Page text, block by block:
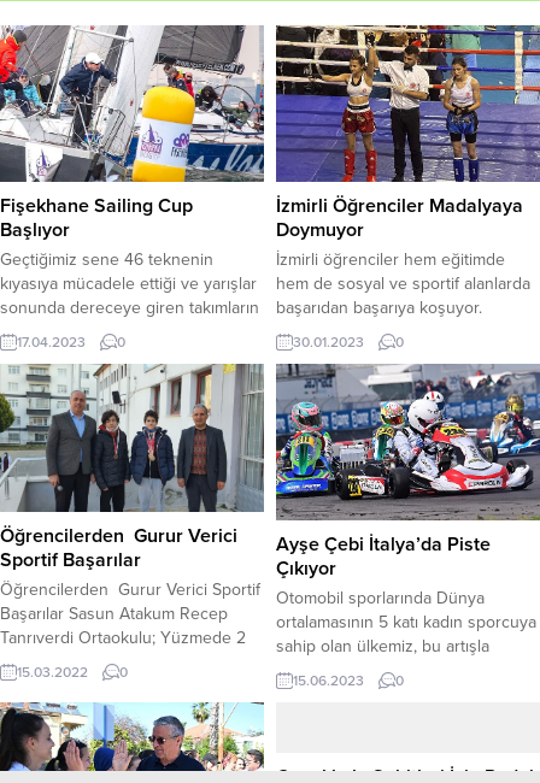
Fişekhane Sailing Cup
Başlıyor
Geçtiğimiz sene 46 teknenin
kıyasıya mücadele ettiği ve yarışlar
sonunda dereceye giren takımların
kupalarının görkemli bir yelkenci
partisi ile takdim edildiği Fişekhane
Sailing Cup’ ın ikincisi 29 Nisan
Cumartesi günü gerçekleşecek.
Türkiye Yelken Federasyonu’nun
2023 yılı faaliyet programında yer
alan FİŞEKHANE SAILING CUP, her
yıl onlarca teknenin rekabet ettiği
BAUISC Spring Trophy’nin...
17.04.2023 0
İzmirli Öğrenciler Madalyaya
Doymuyor
İzmirli öğrenciler hem eğitimde
hem de sosyal ve sportif alanlarda
başarıdan başarıya koşuyor.
Dereceye giren öğrenciler sadece
bireysel olarak değil İzmir adına da
gurur kaynağı oluyor. Buca Atatürk
Spor Lisesi öğrencisi Elif Ceren
Şanlı, 22-29 Ocak 2023 tarihleri
arasında Şanlıurfa’da düzenlenen
Türkiye Kick Boks şampiyonasında
52kg K1 branşında Türkiye
şampiyonu...
30.01.2023 0
Öğrencilerden Gurur Verici
Sportif Başarılar
Öğrencilerden Gurur Verici Sportif
Başarılar Sasun Atakum Recep
Tanrıverdi Ortaokulu; Yüzmede 2
öğrencisi ile başarılı olup dereceye
girdiler. Okulun interet sitesinden
yapılan konuyla ilgili açıklama şöyle:
” Okulumuzun 8. sınıf
öğrencilerimizden Ilgaz Karakaya;
15.03.2022 0
Ayşe Çebi İtalya’da Piste
Çıkıyor
Otomobil sporlarında Dünya
ortalamasının 5 katı kadın sporcuya
sahip olan ülkemiz, bu artışla
birlikte sporcularımızın başarıları ile
de Uluslararası arenada göz
Kadınlar Birincisi 15 yaşındaki genç
15.06.2023 0
Çanakkale Şehitleri İçin Pedal